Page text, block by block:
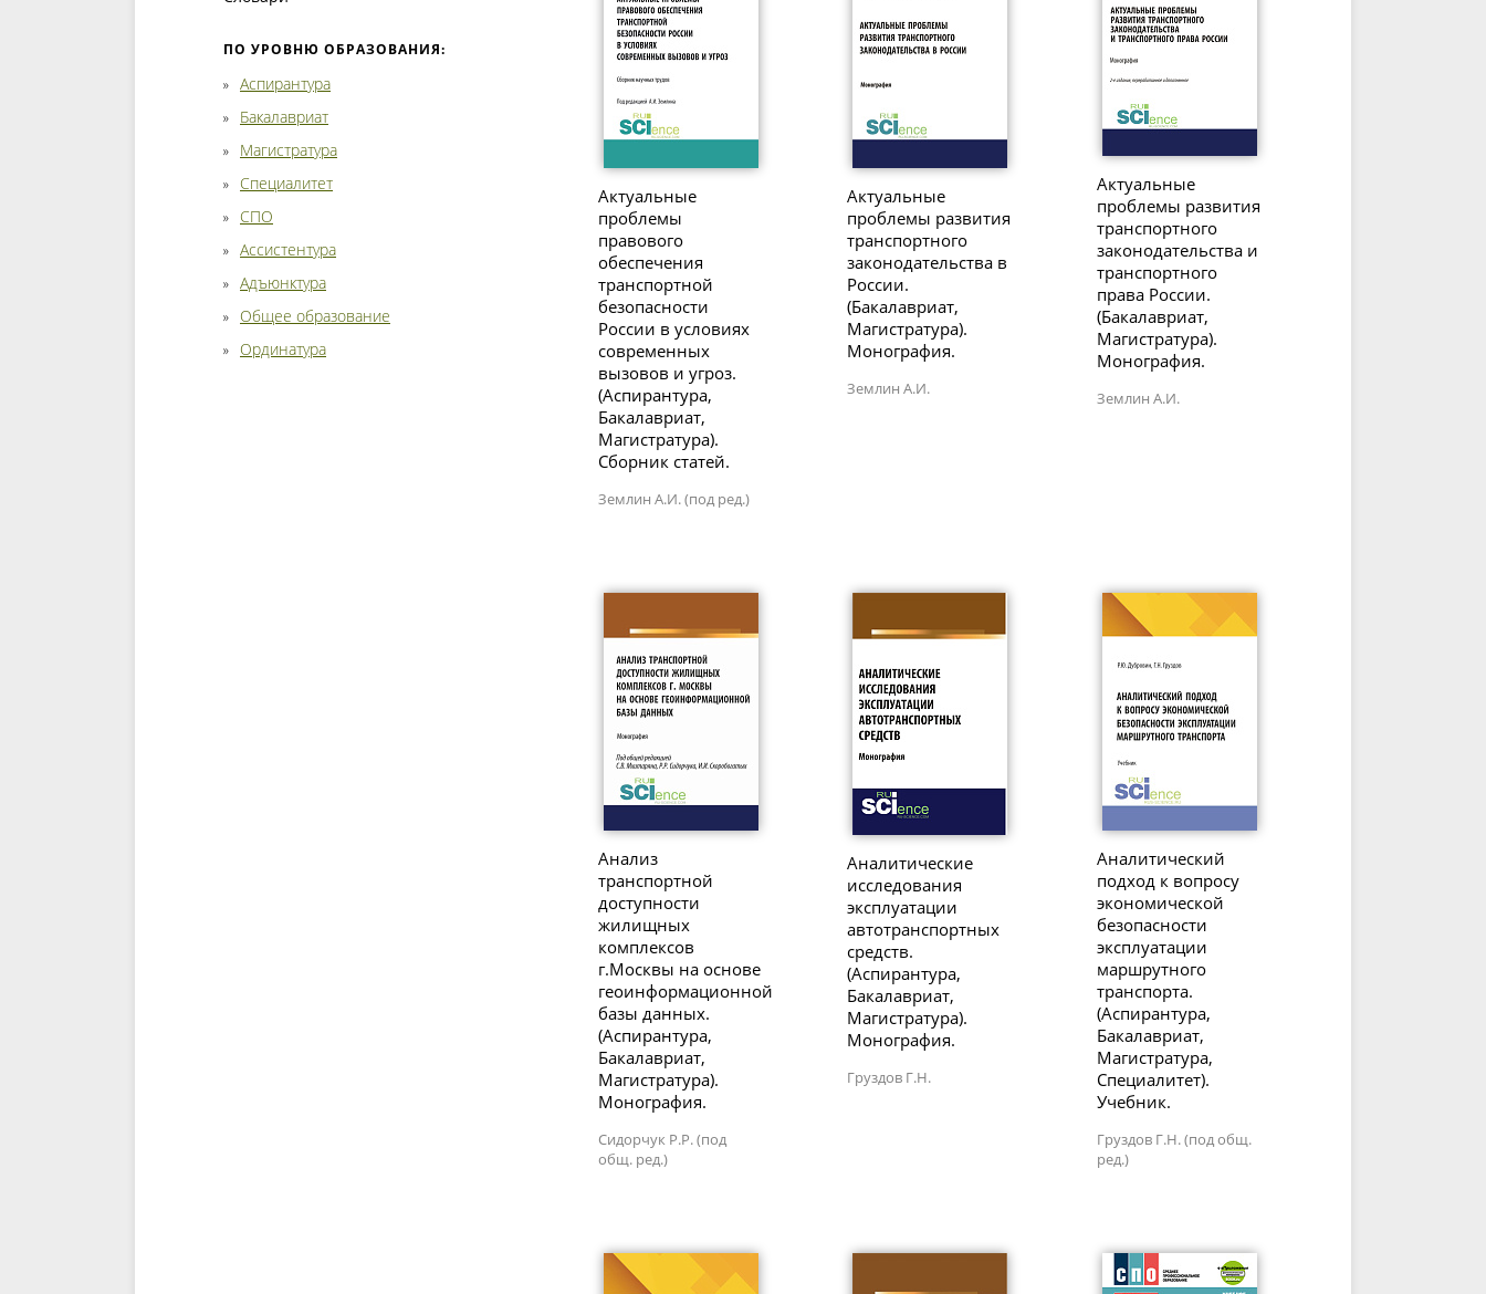
ПО УРОВНЮ ОБРАЗОВАНИЯ:
Аспирантура
Бакалавриат
Магистратура
Специалитет
СПО
Ассистентура
Адъюнктура
Общее образование
Ординатура
Актуальные
проблемы
правового
обеспечения
транспортной
безопасности
России в условиях
современных
вызовов и угроз.
(Аспирантура,
Бакалавриат,
Магистратура).
Сборник статей.
Землин А.И. (под ред.)
Актуальные
проблемы развития
транспортного
законодательства в
России.
(Бакалавриат,
Магистратура).
Монография.
Землин А.И.
Актуальные
проблемы развития
транспортного
законодательства и
транспортного
права России.
(Бакалавриат,
Магистратура).
Монография.
Землин А.И.
Анализ
транспортной
доступности
жилищных
комплексов
г.Москвы на основе
геоинформационной
базы данных.
(Аспирантура,
Бакалавриат,
Магистратура).
Монография.
Сидорчук Р.Р. (под
общ. ред.)
Аналитические
исследования
эксплуатации
автотранспортных
средств.
(Аспирантура,
Бакалавриат,
Магистратура).
Монография.
Груздов Г.Н.
Аналитический
подход к вопросу
экономической
безопасности
эксплуатации
маршрутного
транспорта.
(Аспирантура,
Бакалавриат,
Магистратура,
Специалитет).
Учебник.
Груздов Г.Н. (под общ.
ред.)